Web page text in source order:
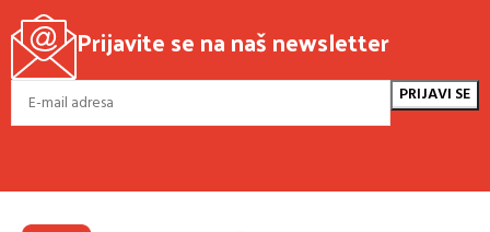
Prijavite se na naš newsletter